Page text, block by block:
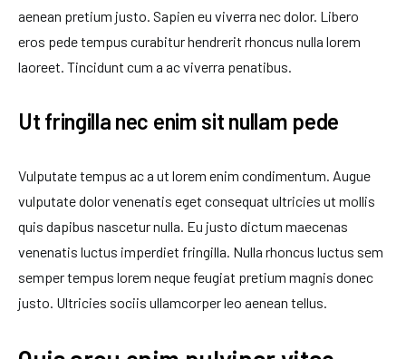
aenean pretium justo. Sapien eu viverra nec dolor. Libero
eros pede tempus curabitur hendrerit rhoncus nulla lorem
laoreet. Tincidunt cum a ac viverra penatibus.
Ut fringilla nec enim sit nullam pede
Vulputate tempus ac a ut lorem enim condimentum. Augue
vulputate dolor venenatis eget consequat ultricies ut mollis
quis dapibus nascetur nulla. Eu justo dictum maecenas
venenatis luctus imperdiet fringilla. Nulla rhoncus luctus sem
semper tempus lorem neque feugiat pretium magnis donec
justo. Ultricies sociis ullamcorper leo aenean tellus.